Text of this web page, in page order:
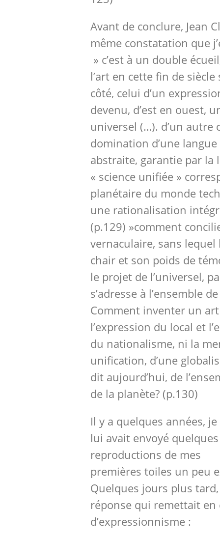
Avant de conclure, Jean
même constatation que
» c’est à un double
l’art en cette fin de
côté, celui d’un
devenu, d’est en ouest,
universel (…). d’un autre
domination d’une
abstraite, garantie par la
« science unifiée »
planétaire du monde
une rationalisation
(p.129) »comment
vernaculaire, sans
chair et son poids de
le projet de l’universel,
s’adresse à l’ensemble
Comment inventer un
l’expression du local et
du nationalisme, ni la
unification, d’une
dit aujourd’hui, de
de la planète? (p.130)
Il y a quelques années, je
lui avait envoyé quelques
reproductions de mes
premières toiles un peu
Quelques jours plus
réponse qui remettait en
d’expressionnisme :